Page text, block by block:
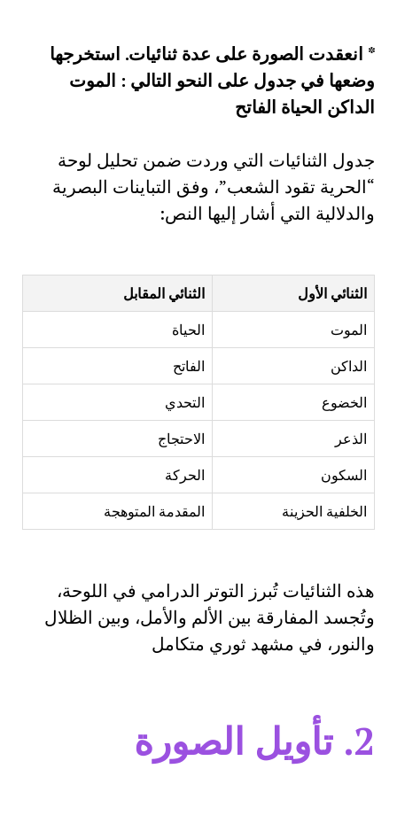
* انعقدت الصورة على عدة ثنائيات. استخرجها
وضعها في جدول على النحو التالي : الموت
الداكن الحياة الفاتح
جدول الثنائيات التي وردت ضمن تحليل لوحة
“الحرية تقود الشعب”، وفق التباينات البصرية
والدلالية التي أشار إليها النص:
الثنائي الأول
الثنائي المقابل
الموت
الحياة
الداكن
الفاتح
الخضوع
التحدي
الذعر
الاحتجاج
السكون
الحركة
الخلفية الحزينة
المقدمة المتوهجة
هذه الثنائيات تُبرز التوتر الدرامي في اللوحة،
وتُجسد المفارقة بين الألم والأمل، وبين الظلال
والنور، في مشهد ثوري متكامل
2. تأويل الصورة